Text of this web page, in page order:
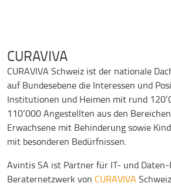
CURAVIVA
CURAVIVA Schweiz ist der nationale
auf Bundesebene die Interessen und
Institutionen und Heimen mit rund
110‘000 Angestellten aus den
Erwachsene mit Behinderung sowie
mit besonderen Bedürfnissen.
Avintis SA ist Partner für IT- und
Beraternetzwerk von CURAVIVA